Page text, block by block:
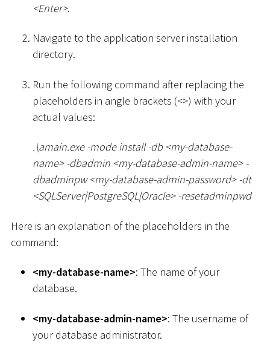
<Enter>.
Navigate to the application server installation
directory.
Run the following command after replacing the
placeholders in angle brackets (<>) with your
actual values:
.\amain.exe -mode install -db <my-database-
name>-dbadmin <my-database-admin-name>-
dbadminpw<my-database-admin-password>-dt
<SQLServer|PostgreSQL|Oracle>-resetadminpwd
Here is an explanation of the placeholders in the
command:
<my-database-name>: The name of your
database.
<my-database-admin-name>: The username of
your database administrator.